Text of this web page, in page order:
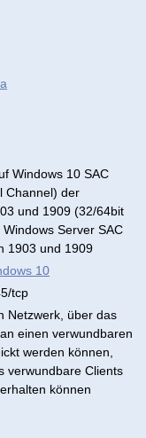
Windows 10 SAC
Channel) der
und 1909 (32/64bit
Server SAC
1903 und 1909
10
tcp
Netzwerk, über das
einen verwundbaren
werden können,
verwundbare Clients
können